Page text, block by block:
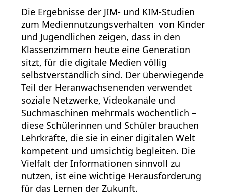
Die Ergebnisse der JIM- und KIM-Studien
zum Mediennutzungsverhalten von Kinder
und Jugendlichen zeigen, dass in den
Klassenzimmern heute eine Generation
sitzt, für die digitale Medien völlig
selbstverständlich sind. Der überwiegende
Teil der Heranwachsenenden verwendet
soziale Netzwerke, Videokanäle und
Suchmaschinen mehrmals wöchentlich –
diese Schülerinnen und Schüler brauchen
Lehrkräfte, die sie in einer digitalen Welt
kompetent und umsichtig begleiten. Die
Vielfalt der Informationen sinnvoll zu
nutzen, ist eine wichtige Herausforderung
für das Lernen der Zukunft.